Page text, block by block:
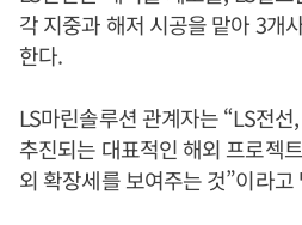
각 지중과 해저 시공을 맡아 3개
한다.
LS마린솔루션 관계자는 “LS전
추진되는 대표적인 해외 프로젝
외 확장세를 보여주는 것”이라고